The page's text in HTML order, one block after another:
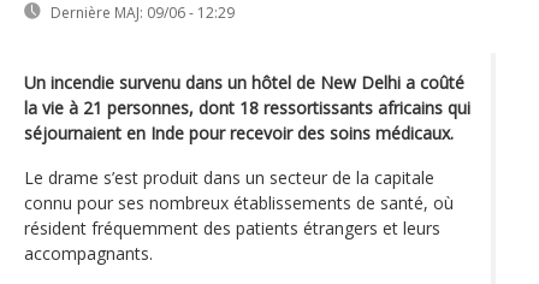
Dernière MAJ: 09/06 - 12:29
Un incendie survenu dans un hôtel de New Delhi a coûté
la vie à 21 personnes, dont 18 ressortissants africains qui
séjournaient en Inde pour recevoir des soins médicaux.
Le drame s’est produit dans un secteur de la capitale
connu pour ses nombreux établissements de santé, où
résident fréquemment des patients étrangers et leurs
accompagnants.